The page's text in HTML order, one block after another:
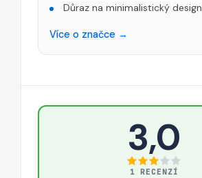
Důraz na minimalistický design
Více o značce →
3,0
1 RECENZÍ